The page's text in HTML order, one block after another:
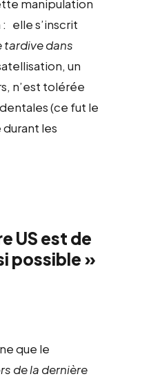
manipulation
elle s’inscrit
tardive dans
un
n’est tolérée
(ce fut le
durant les
US est de
possible »
que le
de la dernière